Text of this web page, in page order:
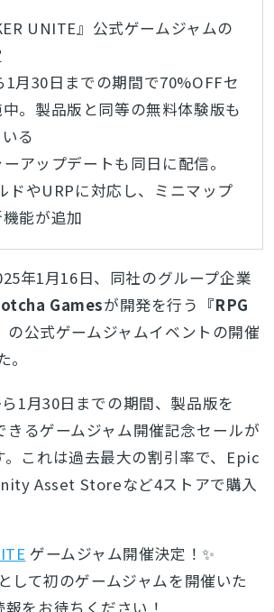
UNITE』公式ゲームジャムの
1月30日までの期間で70%OFFセ
。製品版と同等の無料体験版も
る
アップデートも同日に配信。
ドやURPに対応し、ミニマップ
能が追加
年1月16日、同社のグループ企業
Gamesが開発を行う 『RPG
の公式ゲームジャムイベントの開催
。
1月30日までの期間、製品版を
きるゲームジャム開催記念セールが
。これは過去最大の割引率で、Epic
Asset Storeなど4ストアで購入
ゲームジャム開催決定！✨
して初のゲームジャムを開催いた
をお待ちください！